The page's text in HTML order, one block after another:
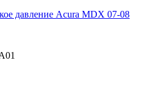
давление Acura MDX 07-08